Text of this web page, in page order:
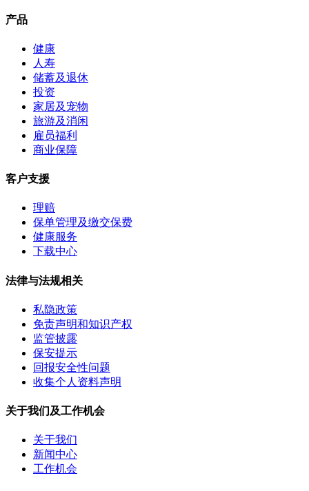
产品
健康
人寿
储蓄及退休
投资
家居及宠物
旅游及消闲
雇员福利
商业保障
客户支援
理赔
保单管理及缴交保费
健康服务
下载中心
法律与法规相关
私隐政策
免责声明和知识产权
监管披露
保安提示
回报安全性问题
收集个人资料声明
关于我们及工作机会
关于我们
新闻中心
工作机会